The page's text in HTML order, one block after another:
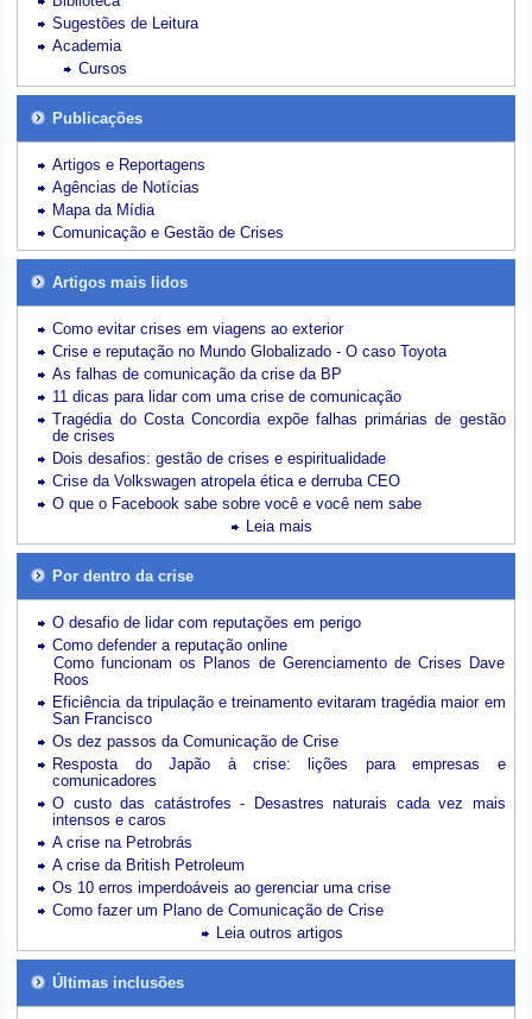
Sugestões de Leitura
Academia
Cursos
Publicações
Artigos e Reportagens
Agências de Notícias
Mapa da Mídia
Comunicação e Gestão de Crises
Artigos mais lidos
Como evitar crises em viagens ao exterior
Crise e reputação no Mundo Globalizado - O caso Toyota
As falhas de comunicação da crise da BP
11 dicas para lidar com uma crise de comunicação
Tragédia do Costa Concordia expõe falhas primárias de gestão
de crises
Dois desafios: gestão de crises e espiritualidade
Crise da Volkswagen atropela ética e derruba CEO
O que o Facebook sabe sobre você e você nem sabe
Leia mais
Por dentro da crise
O desafio de lidar com reputações em perigo
Como defender a reputação online
Como funcionam os Planos de Gerenciamento de Crises Dave
Roos
Eficiência da tripulação e treinamento evitaram tragédia maior em
San Francisco
Os dez passos da Comunicação de Crise
Resposta do Japão à crise: lições para empresas e
comunicadores
O custo das catástrofes -
Desastres naturais cada vez mais
intensos e caros
A crise na Petrobrás
A crise da British Petroleum
Os 10 erros imperdoáveis ao gerenciar uma crise
Como fazer um Plano de Comunicação de Crise
Leia outros artigos
Últimas inclusões